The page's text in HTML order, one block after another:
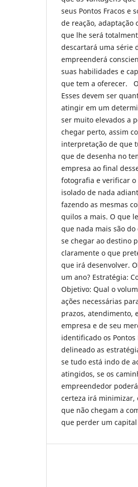
seus Pontos Fracos e
de reação,
que lhe será
descartará uma série
empreenderá
suas habilidades e
que tem a oferecer.
Esses devem ser
atingir em um
ser muito elevados a
chegar perto, assim
interpretação de que
que de desenha no
empresa ao final
fotografia e verificar
isolado de nada
fazendo as mesmas
quilos a mais. O que
que nada mais são
se chegar ao destino
claramente o que
que irá desenvolver.
um ano? Estratégia:
Objetivo: Qual o
ações necessárias
prazos, atendimento,
empresa e de seu
identificado os Pontos
delineado as
se tudo está indo de
atingidos, se os
empreendedor
certeza irá minimizar,
que não chegam a
que perder um